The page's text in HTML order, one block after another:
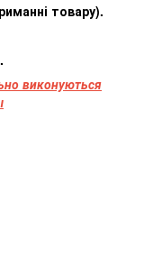
товару).
виконуються